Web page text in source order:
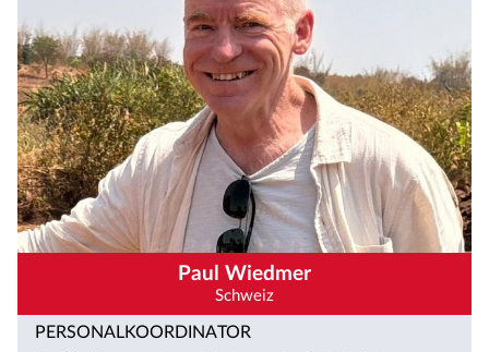
Paul Wiedmer
Schweiz
PERSONALKOORDINATOR